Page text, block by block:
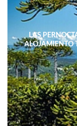
LAS
ALOJAMIENTO